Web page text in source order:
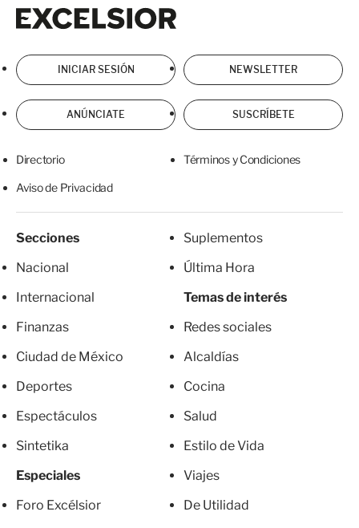
INICIAR SESIÓN NEWSLETTER
ANÚNCIATE SUSCRÍBETE
Directorio Términos y Condiciones
Aviso de Privacidad
Secciones
Nacional
Internacional
Finanzas
Ciudad de México
Deportes
Espectáculos
Sintetika
Especiales
Foro Excélsior
Suplementos
Última Hora
Temas de interés
Redes sociales
Alcaldías
Cocina
Salud
Estilo de Vida
Viajes
De Utilidad